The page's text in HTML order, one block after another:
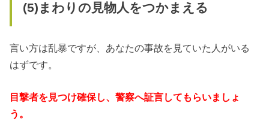
(5)まわりの見物人をつかまえる
言い方は乱暴ですが、あなたの事故を見ていた人がいる
はずです。
目撃者を見つけ確保し、警察へ証言してもらいましょ
う。